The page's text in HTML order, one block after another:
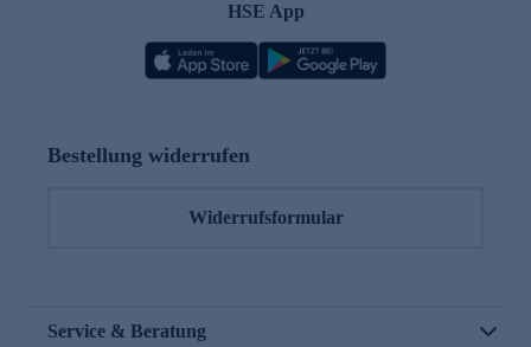
HSE App
Bestellung widerrufen
Widerrufsformular
Service & Beratung